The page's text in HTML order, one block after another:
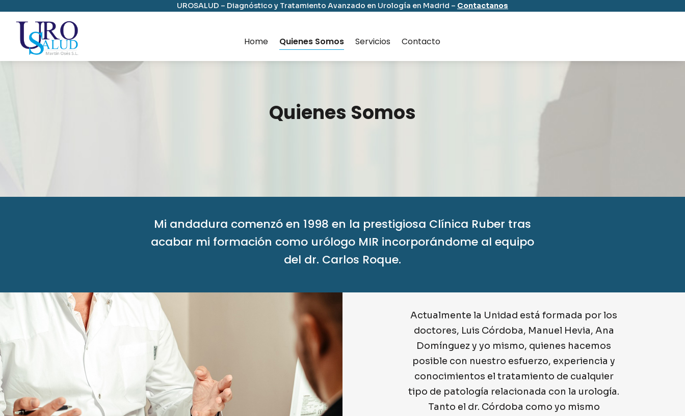
UROSALUD – Diagnóstico y Tratamiento Avanzado en Urología en Madrid – Contactanos
Home Quienes Somos Servicios Contacto
Quienes Somos
Mi andadura comenzó en 1998 en la prestigiosa Clínica Ruber tras
acabar mi formación como urólogo MIR incorporándome al equipo
del dr. Carlos Roque.
Actualmente la Unidad está formada por los
doctores, Luis Córdoba, Manuel Hevia, Ana
Domínguez y yo mismo, quienes hacemos
posible con nuestro esfuerzo, experiencia y
conocimientos el tratamiento de cualquier
tipo de patología relacionada con la urología.
Tanto el dr. Córdoba como yo mismo